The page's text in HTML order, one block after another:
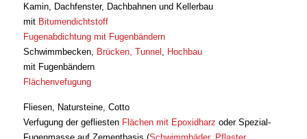
Kamin, Dachfenster, Dachbahnen und Kellerbau
mit Bitumendichtstoff
Fugenabdichtung mit Fugenbändern
Schwimmbecken, Brücken, Tunnel
Hochbau
mit Fugenbändern
Flächenvefugung
Fliesen, Natursteine, Cotto
Verfugung der gefliesten Flächen mit Epoxidharzoder Spezial-